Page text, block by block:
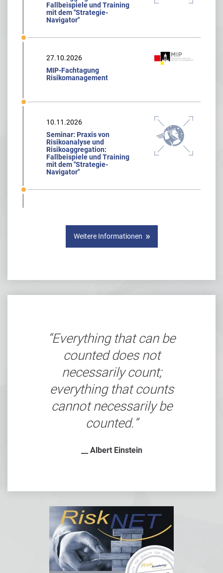
Fallbeispiele und Training
mit dem "Strategie-
Navigator"
27.10.2026
MIP-Fachtagung
Risikomanagement
10.11.2026
Seminar: Praxis von
Risikoanalyse und
Risikoaggregation:
Fallbeispiele und Training
mit dem "Strategie-
Navigator"
Weitere Informationen
Everything that can be
counted does not
necessarily count;
everything that counts
cannot necessarily be
counted.
__ Albert Einstein